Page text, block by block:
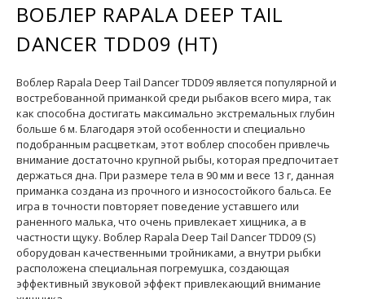
ВОБЛЕР RAPALA DEEP TAIL
DANCER TDD09 (HT)
Воблер Rapala Deep Tail Dancer TDD09 является популярной и
востребованной приманкой среди рыбаков всего мира, так
как способна достигать максимально экстремальных глубин
больше 6 м. Благодаря этой особенности и специально
подобранным расцветкам, этот воблер способен привлечь
внимание достаточно крупной рыбы, которая предпочитает
держаться дна. При размере тела в 90 мм и весе 13 г, данная
приманка создана из прочного и износостойкого бальса. Ее
игра в точности повторяет поведение уставшего или
раненного малька, что очень привлекает хищника, а в
частности щуку. Воблер Rapala Deep Tail Dancer TDD09 (S)
оборудован качественными тройниками, а внутри рыбки
расположена специальная погремушка, создающая
эффективный звуковой эффект привлекающий внимание